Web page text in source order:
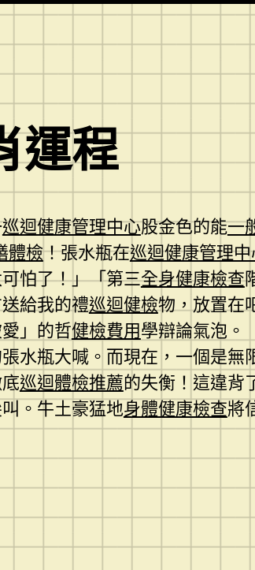
運程
巡迴健康管理中心股金色的能一
體檢！張水瓶在巡迴健康管理
怕了！」「第三全身健康檢查
給我的禮巡迴健檢物，放置在
」的哲健檢費用學辯論氣泡。
水瓶大喊。而現在，一個是
巡迴體檢推薦的失衡！這違背
。牛土豪猛地身體健康檢查將